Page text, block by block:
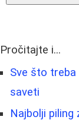
Pročitajte i...
Sve što
saveti
Najbolji piling